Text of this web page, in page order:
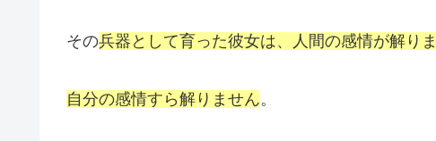
その兵器として育った彼女は、人間の感情が解り
自分の感情すら解りません。